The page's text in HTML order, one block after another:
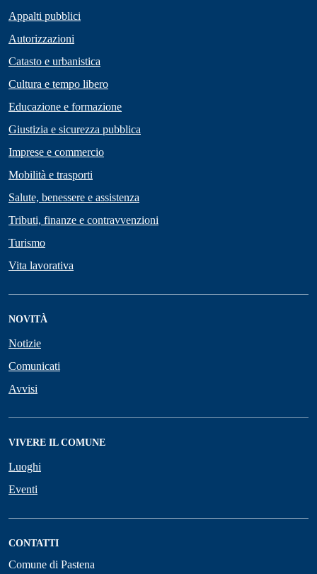
Appalti pubblici
Autorizzazioni
Catasto e urbanistica
Cultura e tempo libero
Educazione e formazione
Giustizia e sicurezza pubblica
Imprese e commercio
Mobilità e trasporti
Salute, benessere e assistenza
Tributi, finanze e contravvenzioni
Turismo
Vita lavorativa
NOVITÀ
Notizie
Comunicati
Avvisi
VIVERE IL COMUNE
Luoghi
Eventi
CONTATTI
Comune di Pastena